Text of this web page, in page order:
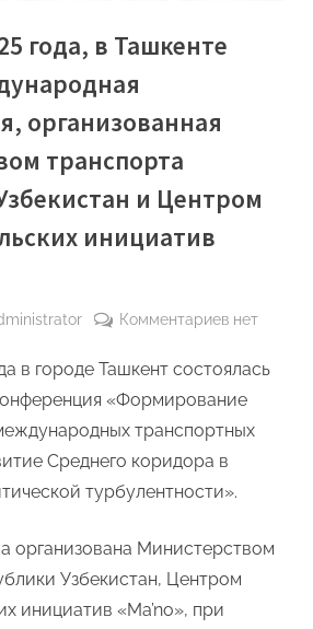
года, в Ташкенте
организованная
транспорта
и Центром
инициатив
Комментариевк
10
апреля
в
Ташкенте
нет
в городе Ташкент состоялась
«Формирование
транспортных
Среднего коридора в
турбулентности».
организована Министерством
Узбекистан, Центром
инициатив «Ma’no», при